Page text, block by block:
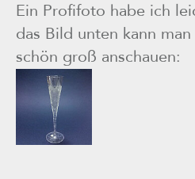
Ein Profifoto habe ich
das Bild unten kann
schön groß anschauen: